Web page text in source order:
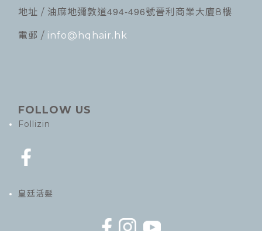
地址 / 油麻地彌敦道494-496號晉利商業大廈8樓
電郵 / info@hqhair.hk
FOLLOW US
Follizin
皇廷活髮